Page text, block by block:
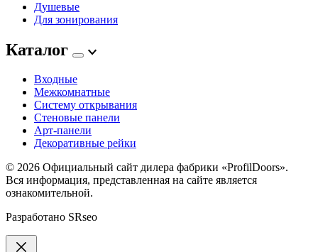
Душевые
Для зонирования
Каталог
Входные
Межкомнатные
Систему открывания
Стеновые панели
Арт-панели
Декоративные рейки
© 2026 Официальный сайт дилера фабрики «ProfilDoors».
Вся информация, представленная на сайте является
ознакомительной.
Разработано SRseo